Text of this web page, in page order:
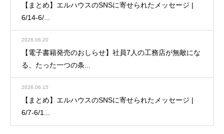
【まとめ】エルハウスのSNSに寄せられたメッセージ |
6/14-6/...
2026.06.20
【電子書籍発売のおしらせ】社員7人の工務店が無敵にな
る、たった一つの条...
2026.06.15
【まとめ】エルハウスのSNSに寄せられたメッセージ |
6/7-6/1...